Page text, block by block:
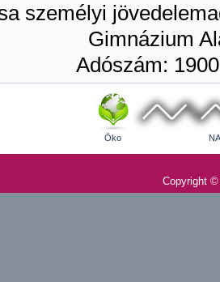
személyi
Gimnázium
Adószám:
Öko
Copyright